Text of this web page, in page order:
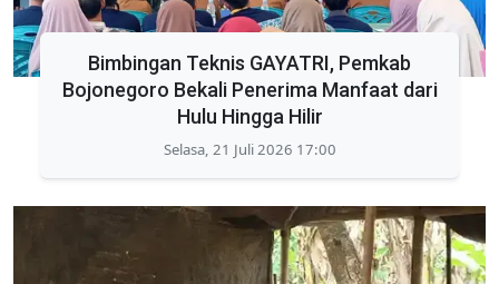
Bimbingan Teknis GAYATRI, Pemkab
Bojonegoro Bekali Penerima Manfaat dari
Hulu Hingga Hilir
Selasa, 21 Juli 2026 17:00